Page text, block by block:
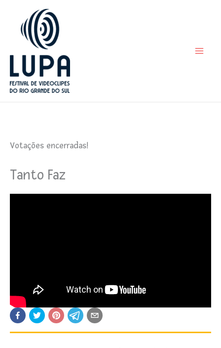
Votações encerradas!
Tanto Faz